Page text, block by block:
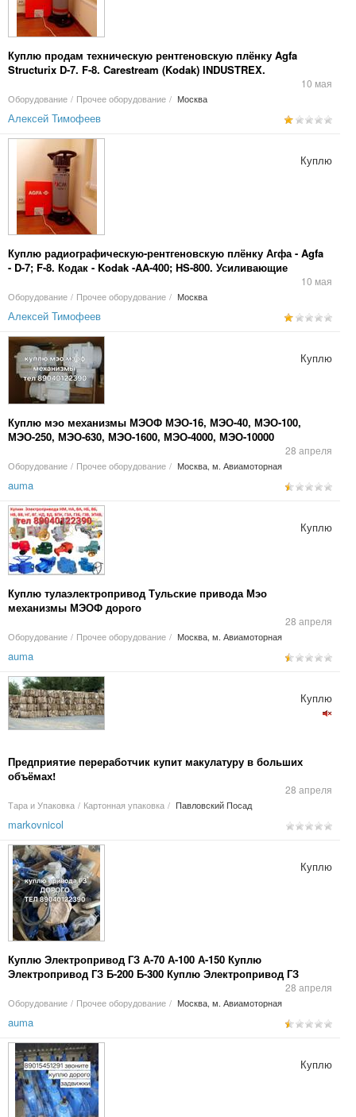
Куплю продам техническую рентгеновскую плёнку Agfa
Structurix D-7. F-8. Carestream (Kodak) INDUSTREX.
10 мая
Оборудование / Прочее оборудование / Москва
Алексей Тимофеев
Куплю радиографическую-рентгеновскую плёнку Агфа - Agfa
- D-7; F-8. Кодак - Kodak -AA-400; HS-800. Усиливающие
10 мая
Оборудование / Прочее оборудование / Москва
Куплю
Алексей Тимофеев
Куплю мэо механизмы МЭОФ МЭО-16, МЭО-40, МЭО-100,
МЭО-250, МЭО-630, МЭО-1600, МЭО-4000, МЭО-10000
Сотрудничество с ТК (Энергия, ПЭК, Деловые Линии и
любые другие) ; Наличный и Безналичный способы оплаты!
28 апреля
Оборудование / Прочее оборудование / Москва, м. Авиамоторная
Куплю
auma
Куплю тулаэлектропривод Тульские привода Мэо
механизмы МЭОФ дорого
28 апреля
Оборудование / Прочее оборудование / Москва, м. Авиамоторная
Куплю
auma
Предприятие переработчик купит макулатуру в больших
объёмах!
28 апреля
Тара и Упаковка / Картонная упаковка / Павловский Посад
Куплю
markovnicol
Куплю Электропривод ГЗ А-70 А-100 А-150 Куплю
Электропривод ГЗ Б-200 Б-300 Куплю Электропривод ГЗ
28 апреля
Оборудование / Прочее оборудование / Москва, м. Авиамоторная
Куплю
auma
Куплю